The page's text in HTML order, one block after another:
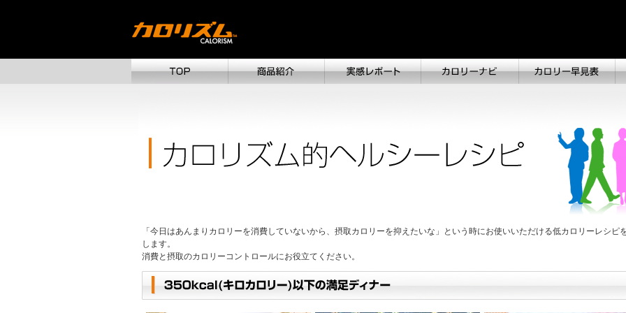
「今日はあんまりカロリーを消費していないから、摂取カロリーを抑えたいな」という時にお使いいただける低カロリーレシピ
します。
消費と摂取のカロリーコントロールにお役立てください。